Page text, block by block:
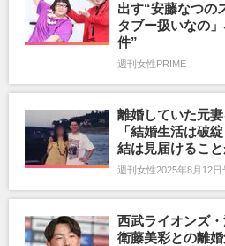
出す“安藤なつの
タブー扱いなの
件”
週刊女性PRIME
離婚していた元
「結婚生活は破
結は見届けること
週刊女性2025年8月12日
西武ライオンズ
衛藤美彩との離